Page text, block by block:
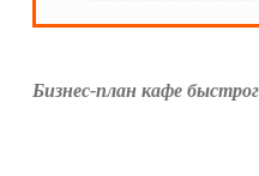
Бизнес-план кафе